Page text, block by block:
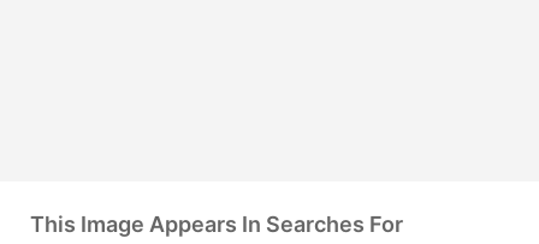
This Image Appears In Searches For